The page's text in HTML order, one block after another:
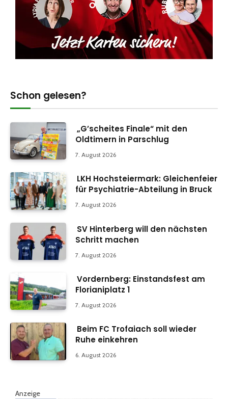
Schon gelesen?
„G’scheites Finale“ mit den
Oldtimern in Parschlug
7. August 2026
LKH Hochsteiermark: Gleichenfeier
für Psychiatrie-Abteilung in Bruck
7. August 2026
SV Hinterberg will den nächsten
Schritt machen
7. August 2026
Vordernberg: Einstandsfest am
Florianiplatz 1
7. August 2026
Beim FC Trofaiach soll wieder
Ruhe einkehren
6. August 2026
Anzeige